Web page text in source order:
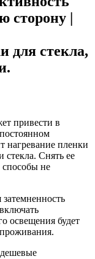
сторону |
для стекла,
привести в
нагревание пленки
стекла. Снять ее
способы не
освещения будет